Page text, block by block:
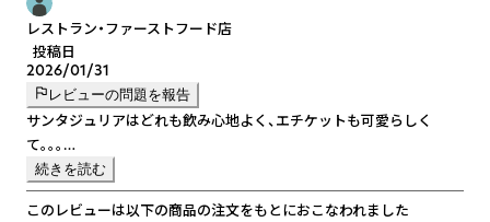
レストラン・ファーストフード店
投稿日
2026/01/31
レビューの問題を報告
サンタジュリアはどれも飲み心地よく、エチケットも可愛らしく
て。。。
ナチュールに馴染みのない方へもおすすめしやすく、とても助かって
います。
続きを読む
このレビューは以下の商品の注文をもとにおこなわれました